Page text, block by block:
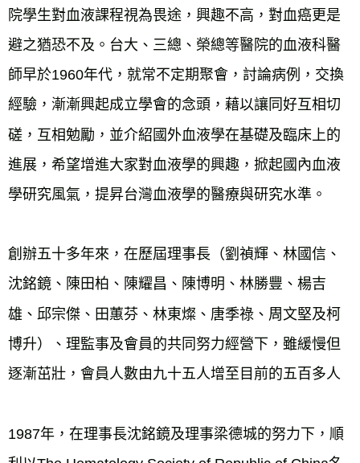
院學生對血液課程視為畏途，興趣不高，對血癌更是
避之猶恐不及。台大、三總、榮總等醫院的血液科醫
師早於1960年代，就常不定期聚會，討論病例，交換
經驗，漸漸興起成立學會的念頭，藉以讓同好互相切
磋，互相勉勵，並介紹國外血液學在基礎及臨床上的
進展，希望增進大家對血液學的興趣，掀起國內血液
創辦五十多年來，在歷屆理事長（劉禎輝、林國信、
沈銘鏡、陳田柏、陳耀昌、陳博明、林勝豐、楊吉
雄、邱宗傑、田蕙芬、林東燦、唐季祿、周文堅及柯
博升）、理監事及會員的共同努力經營下，雖緩慢但
1987年，在理事長沈銘鏡及理事梁德城的努力下，順